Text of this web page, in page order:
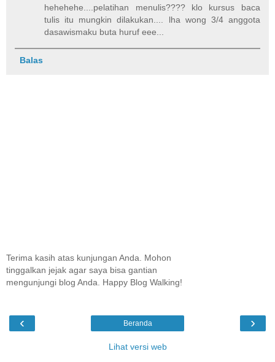
hehehehe....pelatihan menulis???? klo kursus baca
tulis itu mungkin dilakukan.... lha wong 3/4 anggota
dasawismaku buta huruf eee...
Balas
Terima kasih atas kunjungan Anda. Mohon
tinggalkan jejak agar saya bisa gantian
mengunjungi blog Anda. Happy Blog Walking!
‹ ›
Beranda
Lihat versi web